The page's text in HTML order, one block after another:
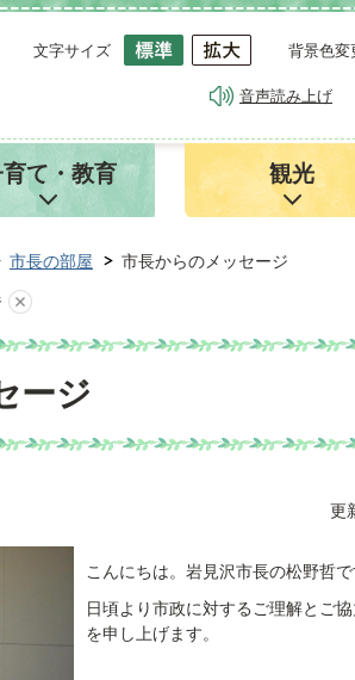
文字サイズ 背景色変
音声読み上げ
て・教育 観光
市長の部屋
市長からのメッセージ
ージ
更
こんにちは。岩見沢市長の松野哲で
日頃より市政に対するご理解とご
を申し上げます。